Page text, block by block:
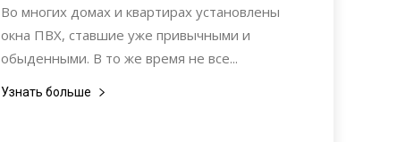
Во многих домах и квартирах установлены
окна ПВХ, ставшие уже привычными и
обыденными. В то же время не все...
Узнать больше